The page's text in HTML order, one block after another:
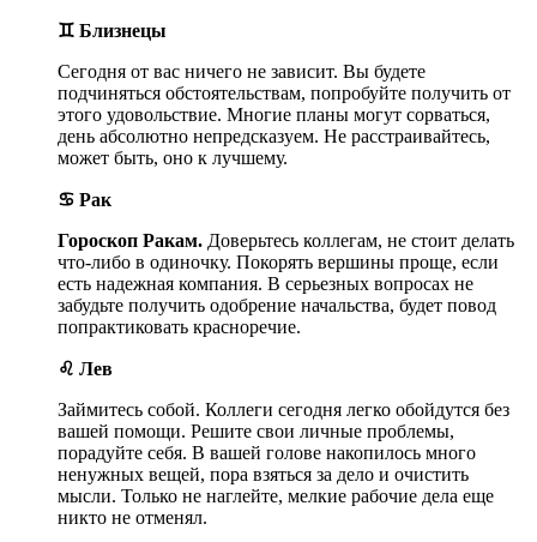
♊ Близнецы
Сегодня от вас ничего не зависит. Вы будете
подчиняться обстоятельствам, попробуйте получить от
этого удовольствие. Многие планы могут сорваться,
день абсолютно непредсказуем. Не расстраивайтесь,
может быть, оно к лучшему.
♋ Рак
Гороскоп Ракам. Доверьтесь коллегам, не стоит делать
что-либо в одиночку. Покорять вершины проще, если
есть надежная компания. В серьезных вопросах не
забудьте получить одобрение начальства, будет повод
попрактиковать красноречие.
♌ Лев
Займитесь собой. Коллеги сегодня легко обойдутся без
вашей помощи. Решите свои личные проблемы,
порадуйте себя. В вашей голове накопилось много
ненужных вещей, пора взяться за дело и очистить
мысли. Только не наглейте, мелкие рабочие дела еще
никто не отменял.